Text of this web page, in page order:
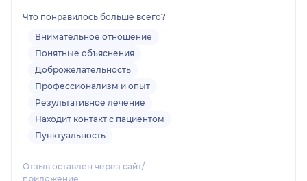
отличным чувством юмора -
общаться было легко и
комфортно. Альви Игоревич
детально изучил мои
анализы, провёл полный
осмотр и сделал УЗИ.
Ответил на все вопросы, всё
языком. Видно, что человек
действительно вникает в
проблему, а не просто
Что понравилось больше всего?
Внимательное отношение
Понятные объяснения
Доброжелательность
Профессионализм и опыт
Результативное лечение
Находит контакт с пациентом
Пунктуальность
Отзыв оставлен через сайт/
приложение